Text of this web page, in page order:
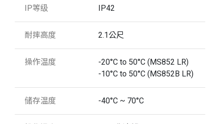
IP等级 IP42
耐摔高度 2.1公尺
操作温度
-20°C to 50°C (MS852 LR)
-10°C to 50°C (MS852B LR)
储存温度 -40°C ~ 70°C